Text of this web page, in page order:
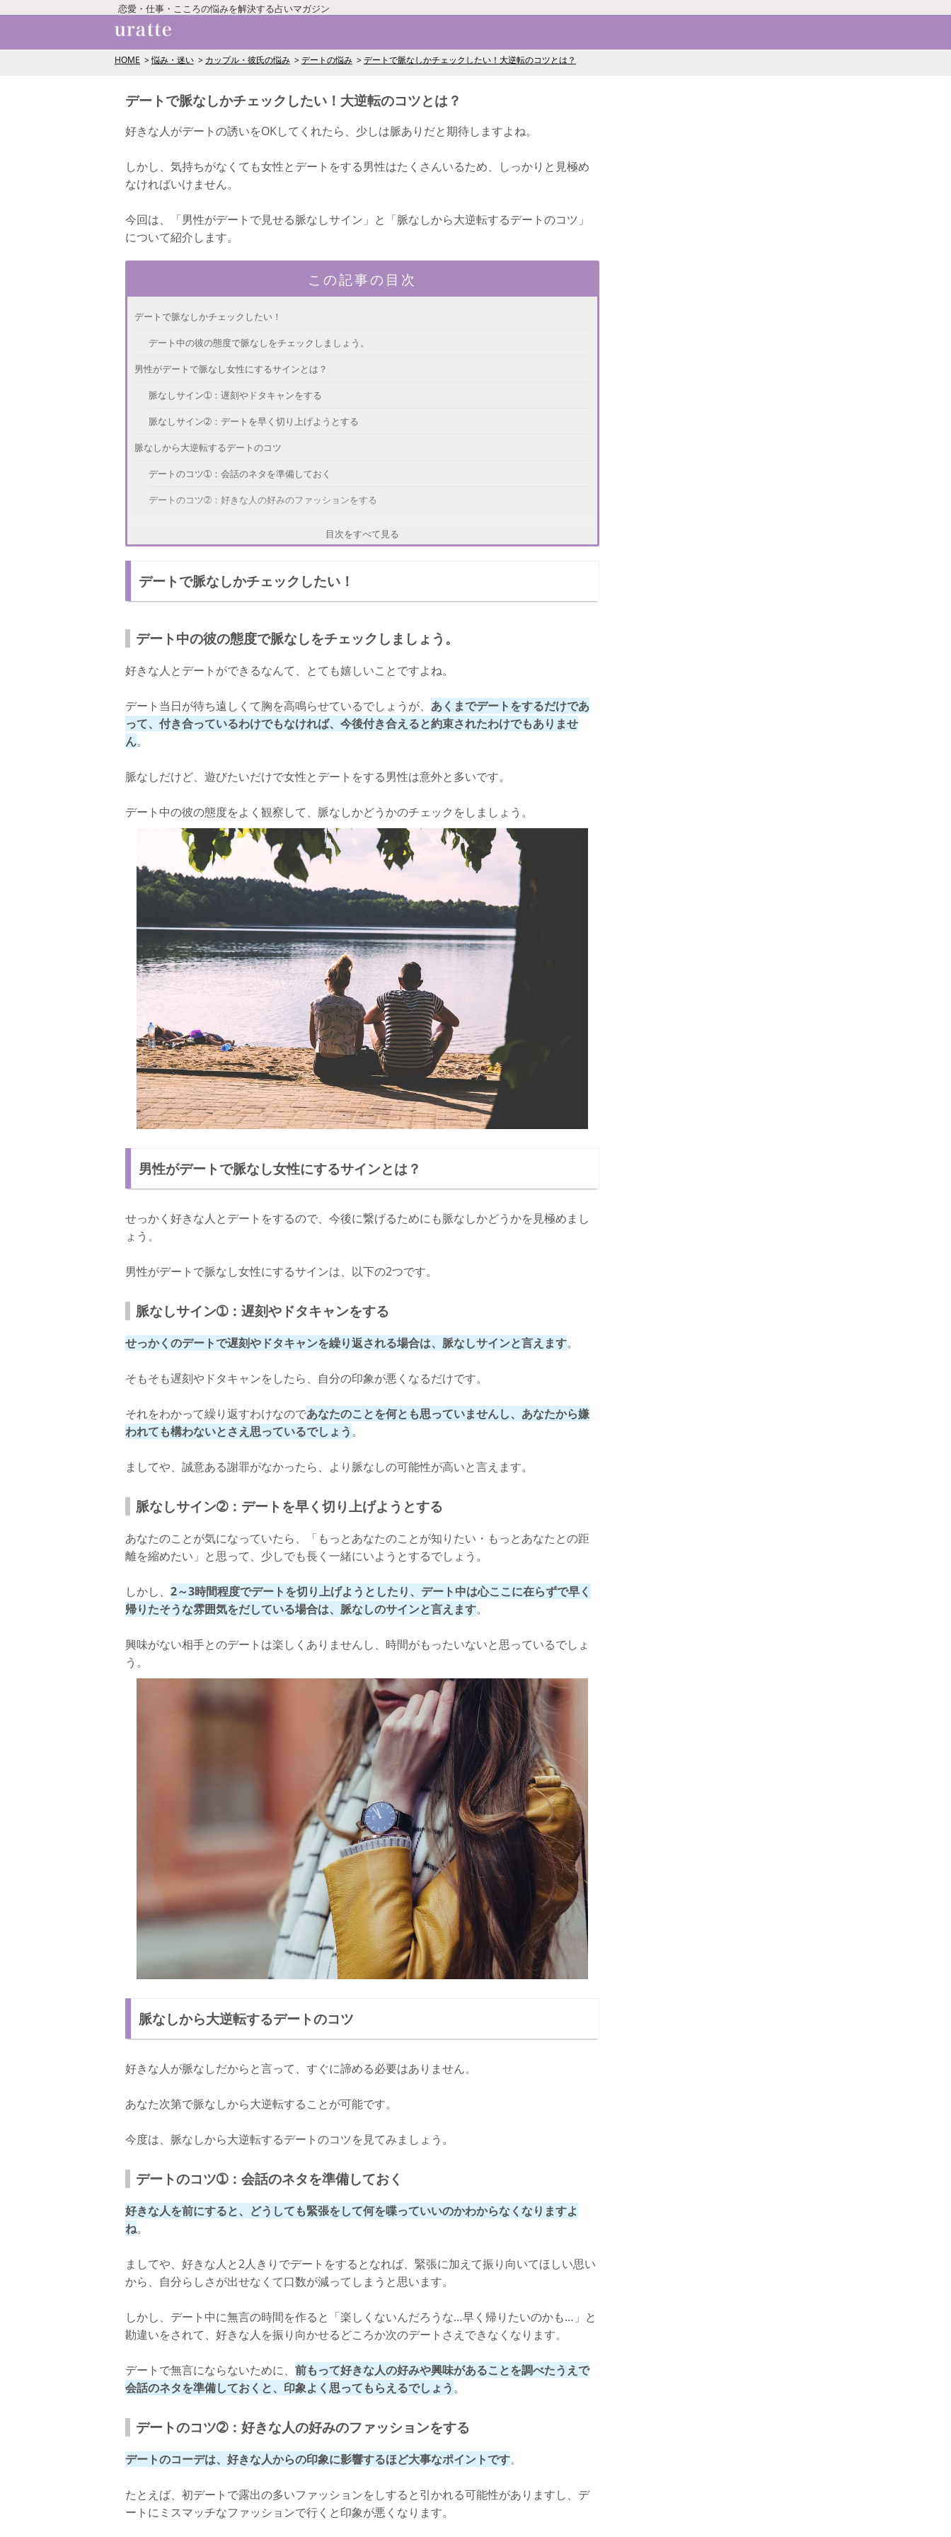
恋愛・仕事・こころの悩みを解決する占いマガジン
HOME 悩み・迷い カップル・彼氏の悩み デートの悩み デートで脈なしかチェックしたい！大逆転のコツとは？
デートで脈なしかチェックしたい！大逆転のコツとは？
好きな人がデートの誘いをOKしてくれたら、少しは脈ありだと期待しますよね。
しかし、気持ちがなくても女性とデートをする男性はたくさんいるため、しっかりと見極め
なければいけません。
今回は、「男性がデートで見せる脈なしサイン」と「脈なしから大逆転するデートのコツ」
について紹介します。
この記事の目次
デートで脈なしかチェックしたい！
デート中の彼の態度で脈なしをチェックしましょう。
男性がデートで脈なし女性にするサインとは？
脈なしサイン➀：遅刻やドタキャンをする
脈なしサイン➁：デートを早く切り上げようとする
脈なしから大逆転するデートのコツ
デートのコツ➀：会話のネタを準備しておく
デートのコツ➁：好きな人の好みのファッションをする
注意点➁：笑顔でいることを心がける
脈なしでも諦めることない！
目次をすべて見る
デートで脈なしかチェックしたい！
デート中の彼の態度で脈なしをチェックしましょう。
好きな人とデートができるなんて、とても嬉しいことですよね。
デート当日が待ち遠しくて胸を高鳴らせているでしょうが、 あくまでデートをするだけであ
って、付き合っているわけでもなければ、今後付き合えると約束されたわけでもありませ
ん。
脈なしだけど、遊びたいだけで女性とデートをする男性は意外と多いです。
デート中の彼の態度をよく観察して、脈なしかどうかのチェックをしましょう。
男性がデートで脈なし女性にするサインとは？
せっかく好きな人とデートをするので、今後に繋げるためにも脈なしかどうかを見極めまし
ょう。
男性がデートで脈なし女性にするサインは、以下の2つです。
脈なしサイン➀：遅刻やドタキャンをする
せっかくのデートで遅刻やドタキャンを繰り返される場合は、脈なしサインと言えます。
そもそも遅刻やドタキャンをしたら、自分の印象が悪くなるだけです。
それをわかって繰り返すわけなのであなたのことを何とも思っていませんし、あなたから嫌
われても構わないとさえ思っているでしょう。
ましてや、誠意ある謝罪がなかったら、より脈なしの可能性が高いと言えます。
脈なしサイン➁：デートを早く切り上げようとする
あなたのことが気になっていたら、「もっとあなたのことが知りたい・もっとあなたとの距
離を縮めたい」と思って、少しでも長く一緒にいようとするでしょう。
しかし、 2～3時間程度でデートを切り上げようとしたり、デート中は心ここに在らずで早く
帰りたそうな雰囲気をだしている場合は、脈なしのサインと言えます。
興味がない相手とのデートは楽しくありませんし、時間がもったいないと思っているでしょ
う。
脈なしから大逆転するデートのコツ
好きな人が脈なしだからと言って、すぐに諦める必要はありません。
あなた次第で脈なしから大逆転することが可能です。
今度は、脈なしから大逆転するデートのコツを見てみましょう。
デートのコツ➀：会話のネタを準備しておく
好きな人を前にすると、どうしても緊張をして何を喋っていいのかわからなくなりますよ
ね。
ましてや、好きな人と2人きりでデートをするとなれば、緊張に加えて振り向いてほしい思い
から、自分らしさが出せなくて口数が減ってしまうと思います。
しかし、デート中に無言の時間を作ると「楽しくないんだろうな…早く帰りたいのかも…」と
勘違いをされて、好きな人を振り向かせるどころか次のデートさえできなくなります。
デートで無言にならないために、 前もって好きな人の好みや興味があることを調べたうえで
会話のネタを準備しておくと、印象よく思ってもらえるでしょう。
デートのコツ➁：好きな人の好みのファッションをする
デートのコーデは、好きな人からの印象に影響するほど大事なポイントです。
たとえば、初デートで露出の多いファッションをしすると引かれる可能性がありますし、デ
ートにミスマッチなファッションで行くと印象が悪くなります。